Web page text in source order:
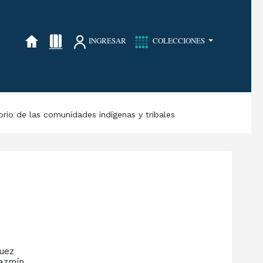
INGRESAR COLECCIONES
de las comunidades indígenas y tribales